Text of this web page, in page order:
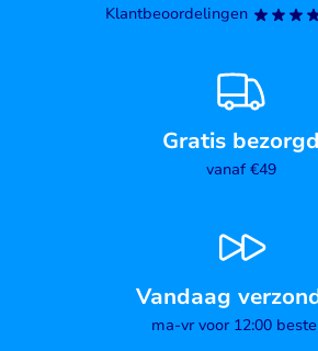
Klantbeoordelingen
Gratis bezorgd
vanaf €49
Vandaag
ma-vr voor 12:00